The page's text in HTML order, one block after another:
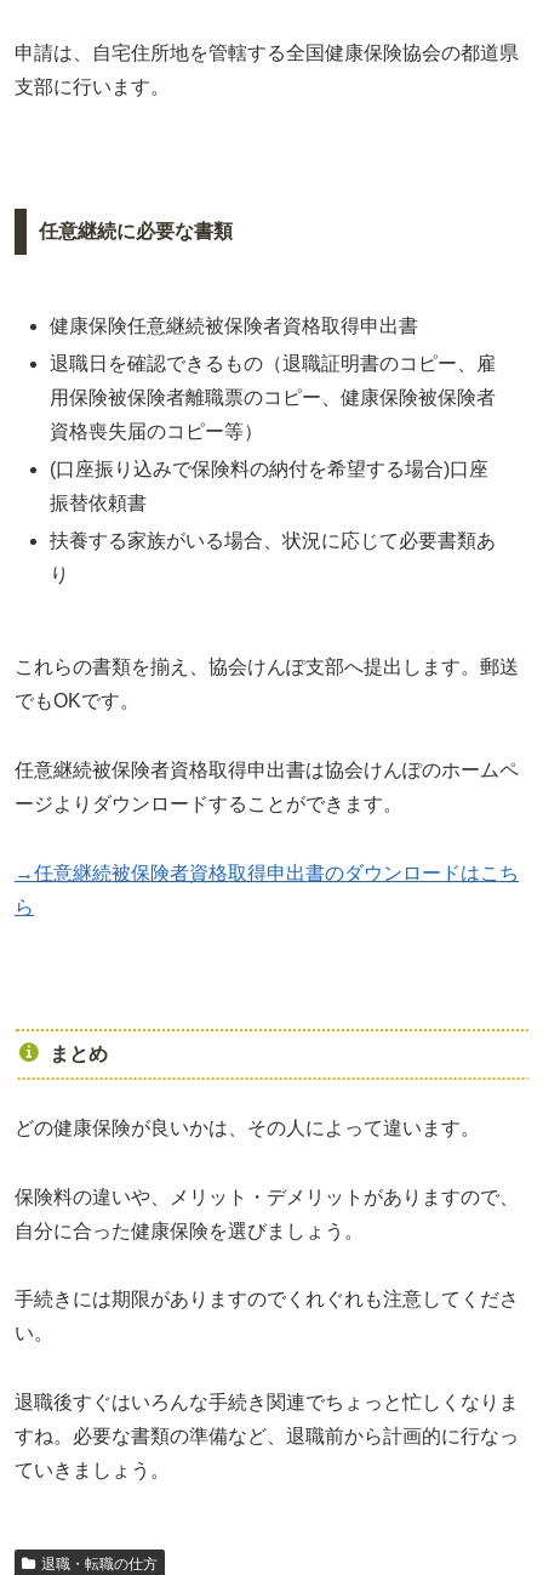
申請は、自宅住所地を管轄する全国健康保険協会の都道県
支部に行います。
任意継続に必要な書類
健康保険任意継続被保険者資格取得申出書
退職日を確認できるもの（退職証明書のコピー、雇
用保険被保険者離職票のコピー、健康保険被保険者
資格喪失届のコピー等）
(口座振り込みで保険料の納付を希望する場合)口座
振替依頼書
扶養する家族がいる場合、状況に応じて必要書類あ
り
これらの書類を揃え、協会けんぽ支部へ提出します。郵送
でもOKです。
任意継続被保険者資格取得申出書は協会けんぽのホームペ
ージよりダウンロードすることができます。
→任意継続被保険者資格取得申出書のダウンロードはこち
ら
まとめ
どの健康保険が良いかは、その人によって違います。
保険料の違いや、メリット・デメリットがありますので、
自分に合った健康保険を選びましょう。
手続きには期限がありますのでくれぐれも注意してくださ
い。
退職後すぐはいろんな手続き関連でちょっと忙しくなりま
すね。必要な書類の準備など、退職前から計画的に行なっ
ていきましょう。
退職・転職の仕方